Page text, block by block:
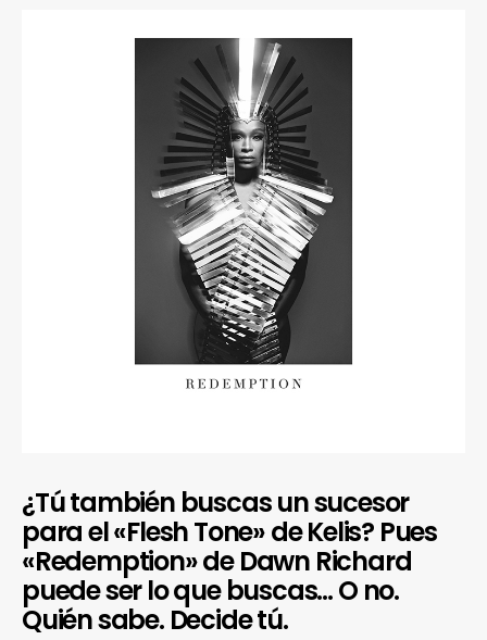
¿Tú también buscas un sucesor
para el «Flesh Tone» de Kelis? Pues
«Redemption» de Dawn Richard
puede ser lo que buscas… O no.
Quién sabe. Decide tú.